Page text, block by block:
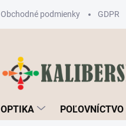
Obchodné podmienky GDPR
OPTIKA POĽOVNÍCTVO